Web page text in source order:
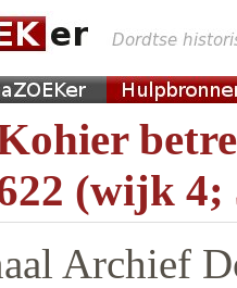
(wijk 4;
Archief